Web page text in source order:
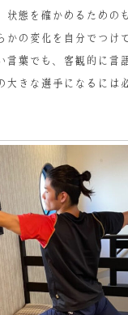
状態を確かめるための
かの変化を自分でつけ
言葉でも、客観的に言
大きな選手になるには